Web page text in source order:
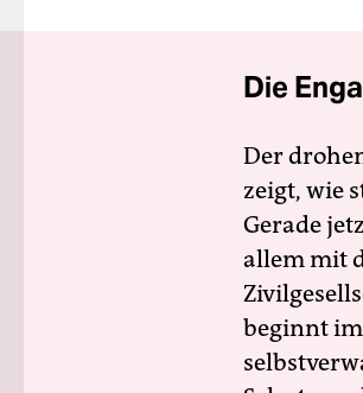
Die
Der
zeigt, wie
Gerade
allem mit
beginnt